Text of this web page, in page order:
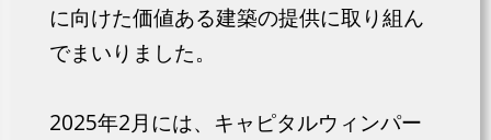
に向けた価値ある建築の提供に取り組ん
でまいりました。
2025年2月には、キャピタルウィンパー